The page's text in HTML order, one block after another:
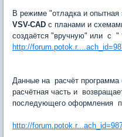
В режиме "отладка и опытная
VSV-CAD с планами и
создаётся "вручную" или с "
http://
Данные на расчёт программа
расчётная часть и
последующего оформления
http://